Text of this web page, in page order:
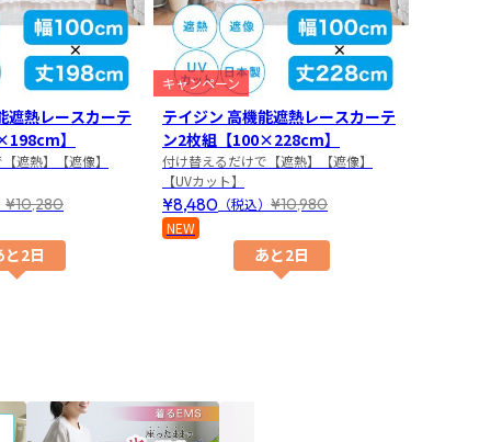
と2日
遮熱レースカーテ
】
遮熱】【遮像】
¥10,280
あと2日
キャンペーン
テイジン 高機能遮熱レースカーテ
ン2枚組【100×228cm】
付け替えるだけで【遮熱】【遮像】
【UVカット】
¥8,480 （税込） ¥10,980
NEW